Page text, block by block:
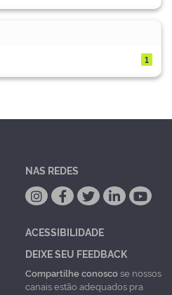
1
NAS REDES
ACESSIBILIDADE
DEIXE SEU FEEDBACK
Compartilhe conoscose nossos
canais estão adequados pra